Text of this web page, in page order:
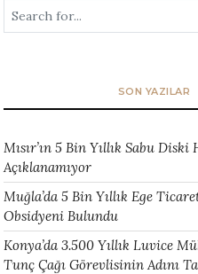
SON YAZILAR
Mısır’ın 5 Bin Yıllık Sabu Diski
Açıklanamıyor
Muğla’da 5 Bin Yıllık Ege
Obsidyeni Bulundu
Konya’da 3.500 Yıllık Luvice
Tunç Çağı Görevlisinin Adını